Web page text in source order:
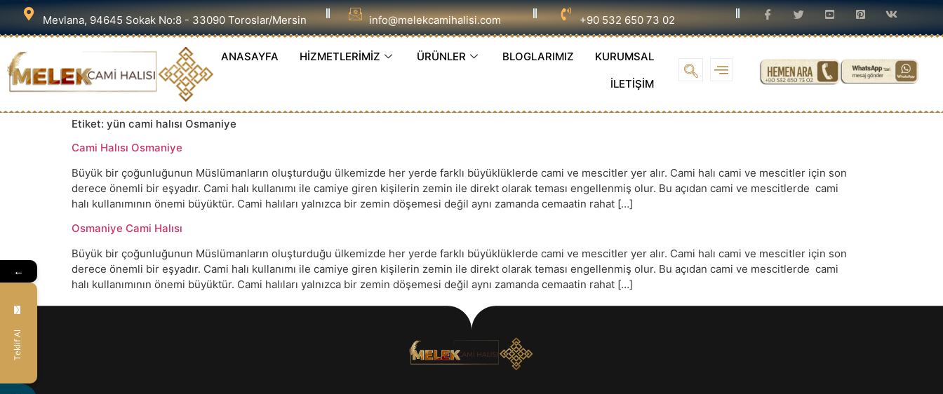
Mevlana, 94645 Sokak No:8 - 33090 Toroslar/Mersin info@melekcamihalisi.com +90 532 650 73 02
ANASAYFA HİZMETLERİMİZ ÜRÜNLER BLOGLARIMIZ KURUMSAL
İLETİŞİM
Etiket: yün cami halısı Osmaniye
Cami Halısı Osmaniye
Büyük bir çoğunluğunun Müslümanların oluşturduğu ülkemizde her yerde farklı büyüklüklerde cami ve mescitler yer alır. Cami halı cami ve mescitler için son
derece önemli bir eşyadır. Cami halı kullanımı ile camiye giren kişilerin zemin ile direkt olarak teması engellenmiş olur. Bu açıdan cami ve mescitlerde cami
halı kullanımının önemi büyüktür. Cami halıları yalnızca bir zemin döşemesi değil aynı zamanda cemaatin rahat […]
Osmaniye Cami Halısı
Büyük bir çoğunluğunun Müslümanların oluşturduğu ülkemizde her yerde farklı büyüklüklerde cami ve mescitler yer alır. Cami halı cami ve mescitler için son
derece önemli bir eşyadır. Cami halı kullanımı ile camiye giren kişilerin zemin ile direkt olarak teması engellenmiş olur. Bu açıdan cami ve mescitlerde cami
halı kullanımının önemi büyüktür. Cami halıları yalnızca bir zemin döşemesi değil aynı zamanda cemaatin rahat […]
←
Teklif Al